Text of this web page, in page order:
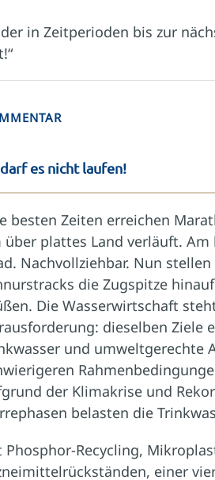
in Zeitperioden bis zur
es nicht laufen!
besten Zeiten erreichen
über plattes Land verläuft.
Nachvollziehbar. Nun
die Zugspitze
Die Wasserwirtschaft
dieselben Ziele
und umweltgerechte
der Klimakrise und
belasten die
Phosphor-Recycling,
einer